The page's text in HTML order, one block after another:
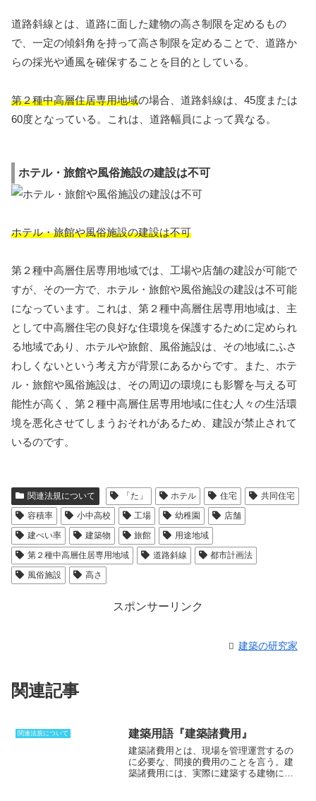
道路斜線とは、道路に面した建物の高さ制限を定めるもの
で、一定の傾斜角を持って高さ制限を定めることで、道路か
らの採光や通風を確保することを目的としている。
第２種中高層住居専用地域の場合、道路斜線は、45度または
60度となっている。これは、道路幅員によって異なる。
ホテル・旅館や風俗施設の建設は不可
ホテル・旅館や風俗施設の建設は不可
第２種中高層住居専用地域では、工場や店舗の建設が可能で
すが、その一方で、ホテル・旅館や風俗施設の建設は不可能
になっています。これは、第２種中高層住居専用地域は、主
として中高層住宅の良好な住環境を保護するために定められ
る地域であり、ホテルや旅館、風俗施設は、その地域にふさ
わしくないという考え方が背景にあるからです。また、ホテ
ル・旅館や風俗施設は、その周辺の環境にも影響を与える可
能性が高く、第２種中高層住居専用地域に住む人々の生活環
境を悪化させてしまうおそれがあるため、建設が禁止されて
いるのです。
関連法規について 「た」 ホテル 住宅
共同住宅
容積率
小中高校 工場 幼稚園
店舗
建ぺい率
建築物 旅館
用途地域
第２種中高層住居専用地域
道路斜線
都市計画法
風俗施設
高さ
スポンサーリンク
建築の研究家
関連記事
関連法規について 建築用語『建築諸費用』
建築諸費用 とは、現場を管理運営するの
に必要な、間接的費用のことを言う。建
築諸費用には、実際に建築する建物に直